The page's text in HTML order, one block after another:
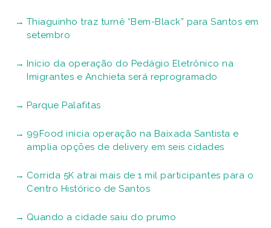
Thiaguinho traz turnê “Bem-Black” para Santos em
setembro
Início da operação do Pedágio Eletrônico na
Imigrantes e Anchieta será reprogramado
Parque Palafitas
99Food inicia operação na Baixada Santista e
amplia opções de delivery em seis cidades
Corrida 5K atrai mais de 1 mil participantes para o
Centro Histórico de Santos
Quando a cidade saiu do prumo